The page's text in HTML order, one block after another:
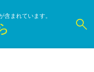
まれています。